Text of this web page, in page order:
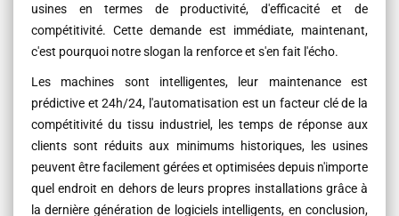
usines en termes de productivité, d'efficacité et de
compétitivité. Cette demande est immédiate, maintenant,
c'est pourquoi notre slogan la renforce et s'en fait l'écho.
Les machines sont intelligentes, leur maintenance est
prédictive et 24h/24, l'automatisation est un facteur clé de la
compétitivité du tissu industriel, les temps de réponse aux
clients sont réduits aux minimums historiques, les usines
peuvent être facilement gérées et optimisées depuis n'importe
quel endroit en dehors de leurs propres installations grâce à
la dernière génération de logiciels intelligents, en conclusion,